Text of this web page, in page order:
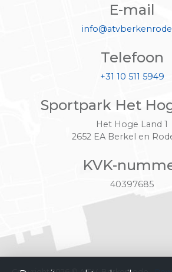
E-mail
Telefoon
+31 10 511 5949
Sportpark Het
Het Hoge Land 1
2652 EA Berkel en
KVK-
40397685